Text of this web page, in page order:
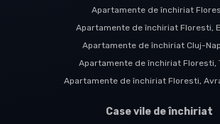
Apartamente de închiriat
Apartamente de închiriat Floresti,
Apartamente de închiriat Cluj-
Apartamente de închiriat Floresti,
Apartamente de închiriat Floresti,
Case vile de închiriat